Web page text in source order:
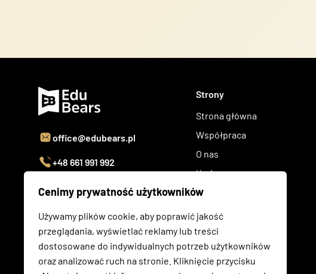
office@edubears.pl
+48 661 991 992
Strony
Strona główna
Współpraca
O nas
Kariera
Blog
Kontakt
Cenimy prywatność użytkowników
Używamy plików cookie, aby poprawić jakość
przeglądania, wyświetlać reklamy lub treści
dostosowane do indywidualnych potrzeb użytkowników
oraz analizować ruch na stronie. Kliknięcie przycisku